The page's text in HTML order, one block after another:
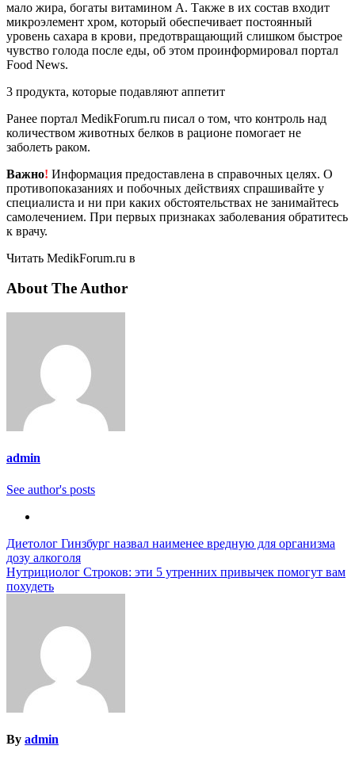
мало жира, богаты витамином А. Также в их состав входит
микроэлемент хром, который обеспечивает постоянный
уровень сахара в крови, предотвращающий слишком быстрое
чувство голода после еды, об этом проинформировал портал
Food News.
3 продукта, которые подавляют аппетит
Ранее портал MedikForum.ru писал о том, что контроль над
количеством животных белков в рационе помогает не
заболеть раком.
Важно! Информация предоставлена в справочных целях. О
противопоказаниях и побочных действиях спрашивайте у
специалиста и ни при каких обстоятельствах не занимайтесь
самолечением. При первых признаках заболевания обратитесь
к врачу.
Читать MedikForum.ru в
About The Author
admin
See author's posts
Навигация
по
записям
Диетолог Гинзбург назвал наименее вредную для организма
дозу алкоголя
Нутрициолог Строков: эти 5 утренних привычек помогут вам
похудеть
By admin